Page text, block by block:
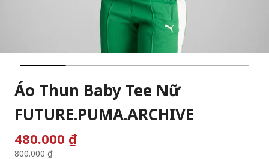
Áo Thun Baby Tee Nữ
FUTURE.PUMA.ARCHIVE
480.000 ₫Giá giảm từ
800.000 ₫